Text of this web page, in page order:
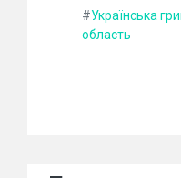
#Українська
область